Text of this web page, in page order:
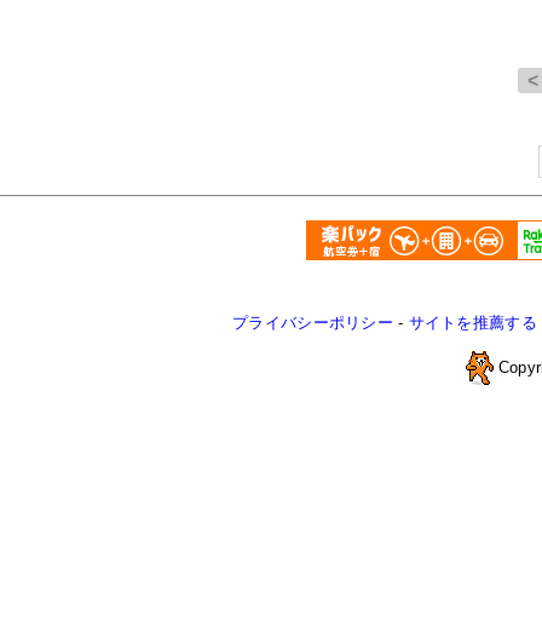
プライバシーポリシー - サイトを推薦する